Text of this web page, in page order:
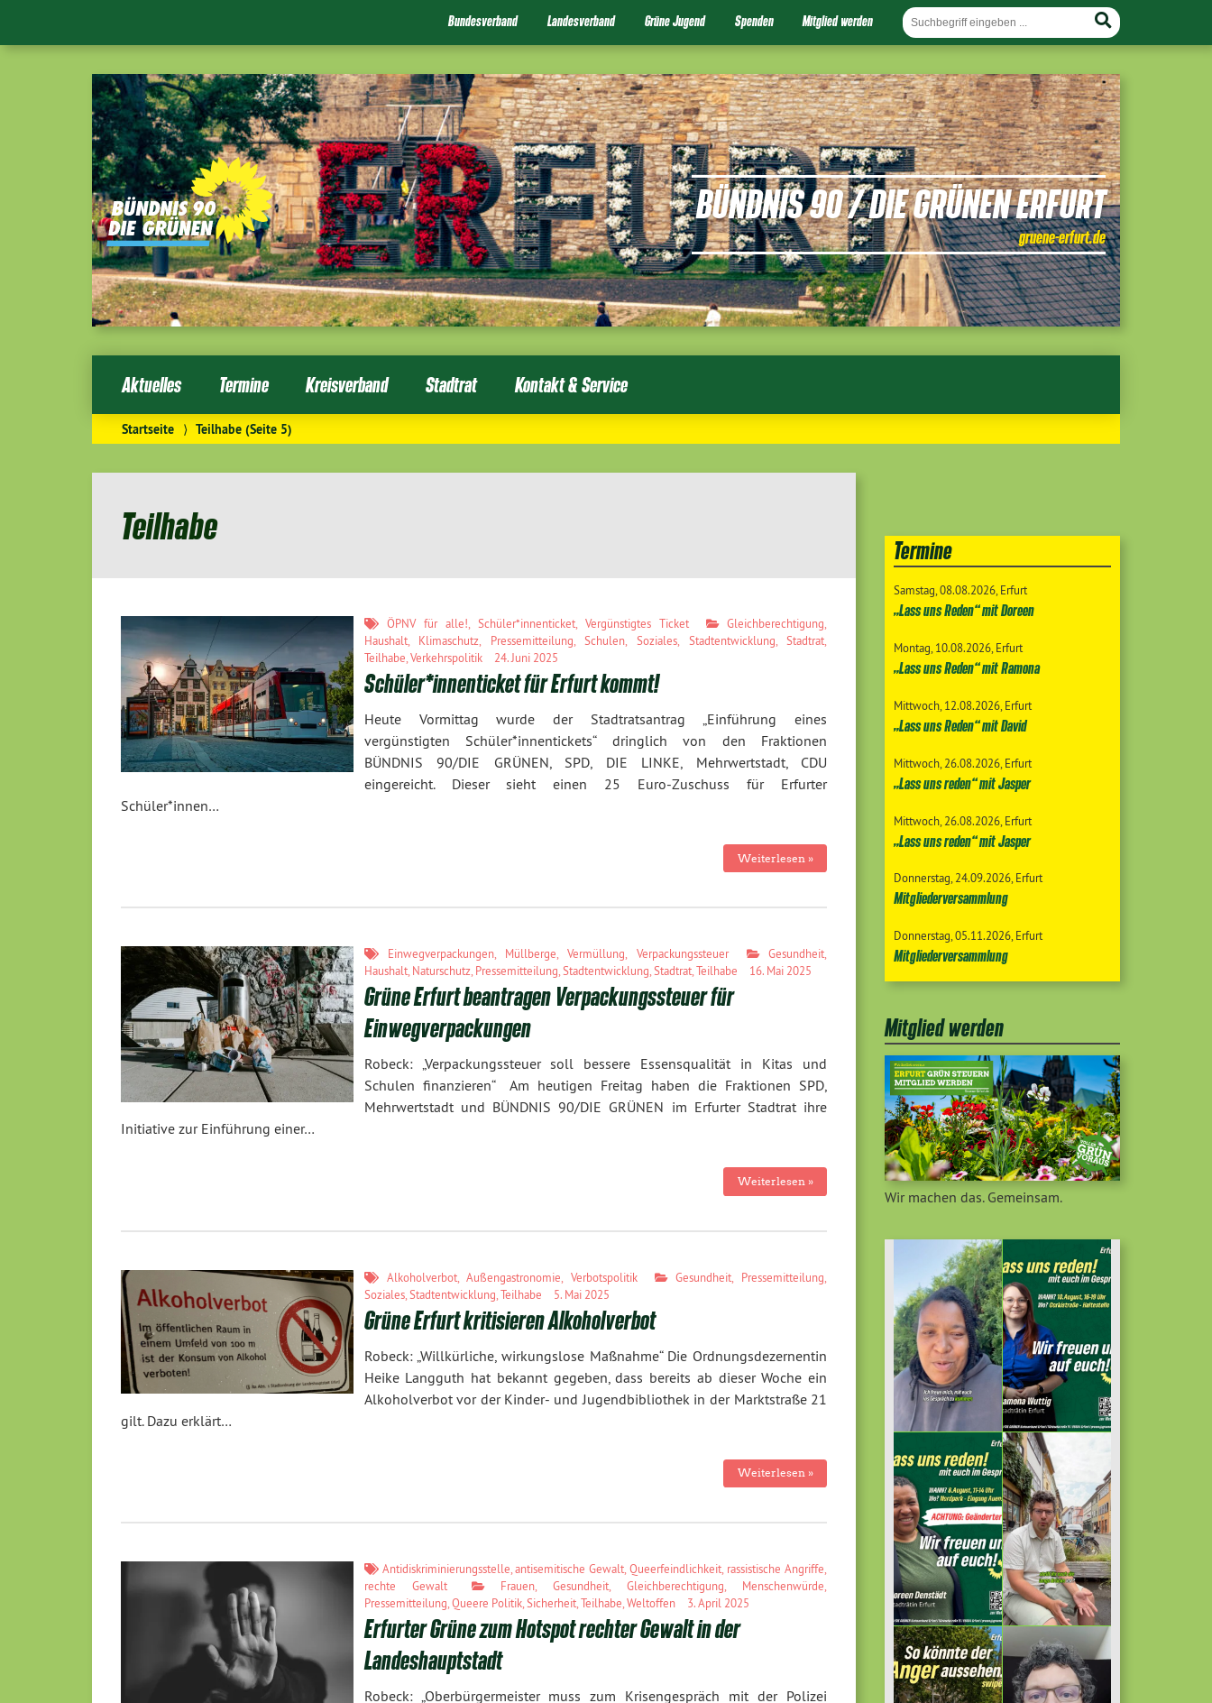
Bundesverband Landesverband Grüne Jugend Spenden Mitglied werden
BÜNDNIS 90 / DIE GRÜNEN ERFURT
gruene-erfurt.de
Aktuelles Termine Kreisverband Stadtrat Kontakt & Service
Startseite ⟩ Teilhabe(Seite 5)
Teilhabe
ÖPNV für alle! Schüler*innenticket, Vergünstigtes Ticket Gleichberechtigung
Haushalt, Klimaschutz Pressemitteilung ,Schulen Soziales, Stadtentwicklung ,Stadtrat
Teilhabe Verkehrspolitik 24. Juni 2025
Schüler*innenticket für Erfurt kommt!
Heute Vormittag wurde der Stadtratsantrag „Einführung eines
vergünstigten Schüler*innentickets“ dringlich von den Fraktionen
BÜNDNIS 90/DIE GRÜNEN, SPD, DIE LINKE, Mehrwertstadt, CDU
eingereicht. Dieser sieht einen 25 Euro-Zuschuss für Erfurter
Schüler*innen…
Weiterlesen »
Einwegverpackungen, Müllberge,Vermüllung, Verpackungssteuer Gesundheit,
Haushalt, Naturschutz, Pressemitteilung,Stadtentwicklung,Stadtrat,Teilhabe 16. Mai 2025
Grüne Erfurt beantragen Verpackungssteuer für
Einwegverpackungen
Robeck: „Verpackungssteuer soll bessere Essensqualität in Kitas und
Schulen finanzieren“ Am heutigen Freitag haben die Fraktionen SPD,
Mehrwertstadt und BÜNDNIS 90/DIE GRÜNEN im Erfurter Stadtrat ihre
Initiative zur Einführung einer…
Weiterlesen »
Alkoholverbot,Außengastronomie ,Verbotspolitik Gesundheit Pressemitteilung
Soziales, Stadtentwicklung Teilhabe 5. Mai 2025
Grüne Erfurt kritisieren Alkoholverbot
Robeck: „Willkürliche, wirkungslose Maßnahme“ Die Ordnungsdezernentin
Heike Langguth hat bekannt gegeben, dass bereits ab dieser Woche ein
Alkoholverbot vor der Kinder- und Jugendbibliothek in der Marktstraße 21
gilt. Dazu erklärt…
Weiterlesen »
Antidiskriminierungsstelle ,antisemitische Gewalt ,Queerfeindlichkeit rassistische Angriffe
rechte Gewalt
Frauen ,Gesundheit ,Gleichberechtigung Menschenwürde
Pressemitteilung Queere Politik, Sicherheit, Teilhabe Weltoffen 3. April 2025
Erfurter Grüne zum Hotspot rechter Gewalt in der
Landeshauptstadt
Robeck: „Oberbürgermeister muss zum Krisengespräch mit der Polizei
Termine
Samstag 08.08.2026 Erfurt
„Lass uns Reden“ mit Doreen
Montag 10.08.2026 Erfurt
„Lass uns Reden“ mit Ramona
Mittwoch 12.08.2026 Erfurt
„Lass uns Reden“ mit David
Mittwoch 26.08.2026 Erfurt
„Lass uns reden“ mit Jasper
Mittwoch 26.08.2026 Erfurt
„Lass uns reden“ mit Jasper
Donnerstag 24.09.2026 Erfurt
Mitgliederversammlung
Donnerstag 05.11.2026 Erfurt
Mitgliederversammlung
Mitglied werden
Wir machen das. Gemeinsam.